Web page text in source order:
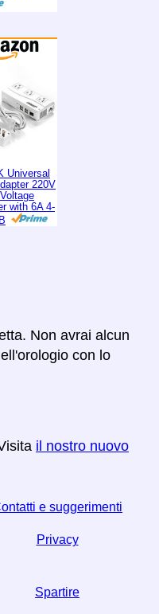
Universal
220V
with 6A 4-
Non avrai alcun
con lo
il nostro nuovo
e suggerimenti
Privacy
Spartire